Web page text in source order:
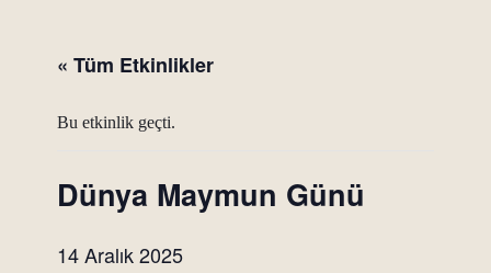
« Tüm Etkinlikler
Bu etkinlik geçti.
Dünya Maymun Günü
14 Aralık 2025